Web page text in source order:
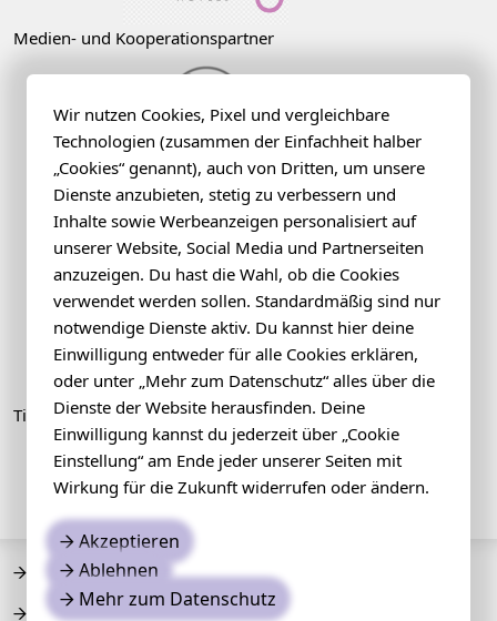
Wir nutzen Cookies, Pixel und vergleichbare
Technologien (zusammen der Einfachheit halber
„Cookies“ genannt), auch von Dritten, um unsere
Dienste anzubieten, stetig zu verbessern und
Inhalte sowie Werbeanzeigen personalisiert auf
unserer Website, Social Media und Partnerseiten
anzuzeigen. Du hast die Wahl, ob die Cookies
verwendet werden sollen. Standardmäßig sind nur
notwendige Dienste aktiv. Du kannst hier deine
Einwilligung entweder für alle Cookies erklären,
oder unter „Mehr zum Datenschutz“ alles über die
Dienste der Website herausfinden. Deine
Einwilligung kannst du jederzeit über „Cookie
Einstellung“ am Ende jeder unserer Seiten mit
Wirkung für die Zukunft widerrufen oder ändern.
→ Akzeptieren
→ Ablehnen
→ Mehr zum Datenschutz
Medien- und Kooperationspartner
Ticketpartner
→ Programm
→ Impressum